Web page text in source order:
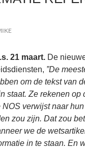
21 maart. De
”De
om de tekst van
staat. Ze rekenen op
verwijst naar
zou zijn. Dat zou
we de
in te staan. En